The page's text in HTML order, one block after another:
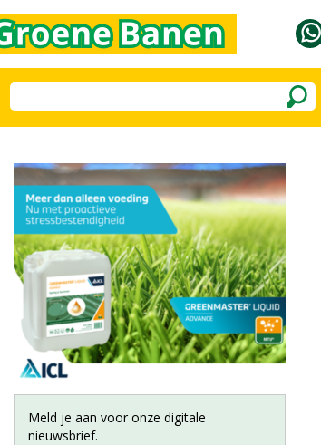
Meld je aan voor onze digitale
nieuwsbrief.